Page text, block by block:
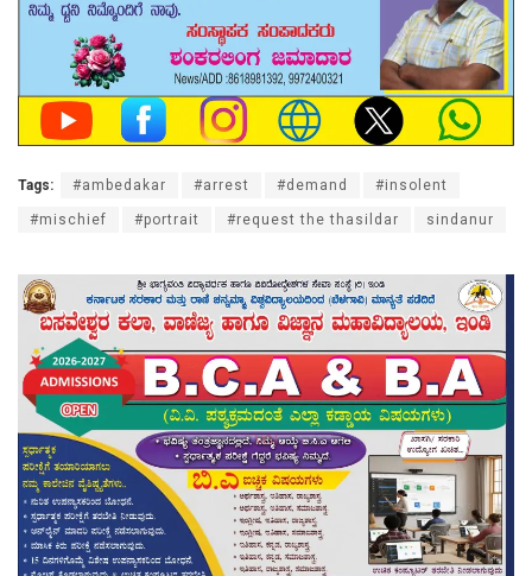
Tags: #ambedakar #arrest #demand #insolent
#mischief #portrait #request the thasildar sindanur